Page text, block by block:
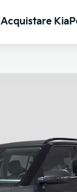
Acquistare Kia